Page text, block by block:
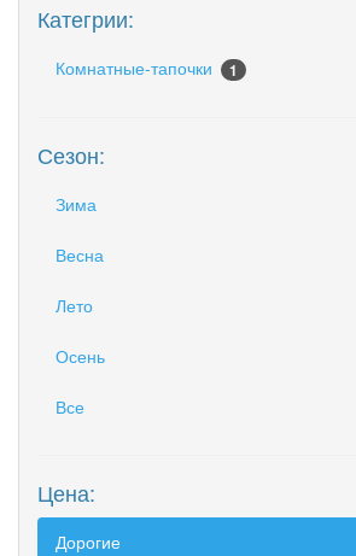
Категрии:
Комнатные-тапочки 1
Сезон:
Зима
Весна
Лето
Осень
Все
Цена:
Дорогие